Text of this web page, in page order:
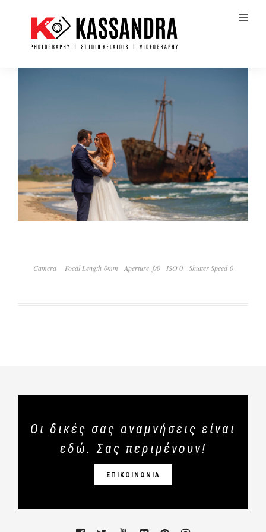
Camera Focal Length 0mm Aperture ƒ/0 ISO 0 Shutter Speed 0
Οι δικές σας αναμνήσεις είναι
εδώ. Σας περιμένουν!
ΕΠΙΚΟΙΝΩΝΙΑ